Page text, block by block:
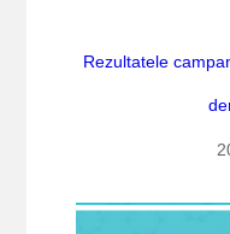
Rezultatele